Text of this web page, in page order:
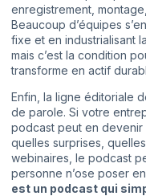
enregistrement,
Beaucoup d’équipes
fixe et en industrialisant
mais c’est la condition
transforme en actif
Enfin, la ligne éditoriale
de parole. Si votre
podcast peut en devenir
quelles surprises,
webinaires, le podcast
personne n’ose poser
est un podcast qui